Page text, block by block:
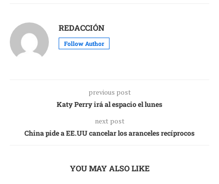
REDACCIÓN
Follow Author
previous post
Katy Perry irá al espacio el lunes
next post
China pide a EE.UU cancelar los aranceles recíprocos
YOU MAY ALSO LIKE